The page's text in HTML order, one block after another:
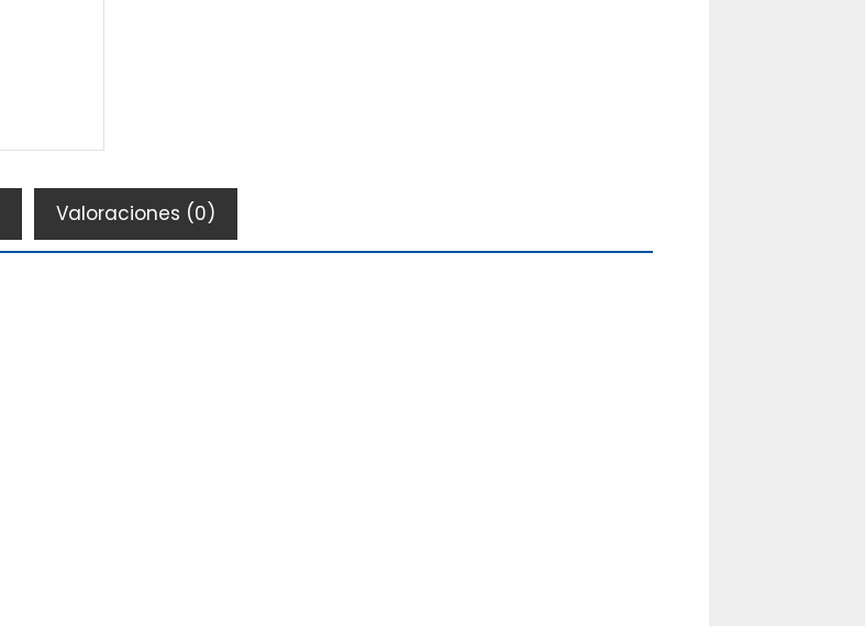
Valoraciones (0)